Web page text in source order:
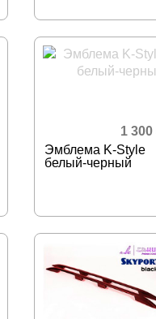
Эмблема K-Style
белый-черный
1 300